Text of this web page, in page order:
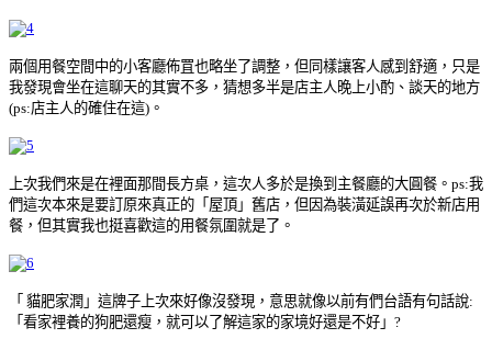
兩個用餐空間中的小客廳佈罝也略坐了調整，但同樣讓客人感到舒適，只是
我發現會坐在這聊天的其實不多，猜想多半是店主人晚上小酌、談天的地方
(ps:店主人的確住在這)。
上次我們來是在裡面那間長方桌，這次人多於是換到主餐廳的大圓餐。ps:我
們這次本來是要訂原來真正的「屋頂」舊店，但因為裝潢延誤再次於新店用
餐，但其實我也挺喜歡這的用餐氛圍就是了。
「 貓肥家潤」這牌子上次來好像沒發現，意思就像以前有們台語有句話說:
「看家裡養的狗肥還瘦，就可以了解這家的家境好還是不好」?